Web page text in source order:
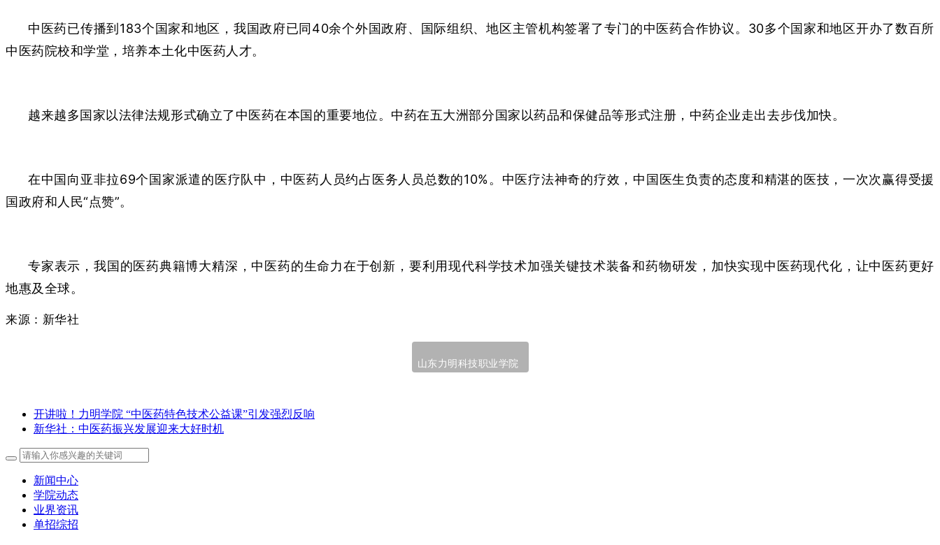
中医药已传播到183个国家和地区，我国政府已同40余个外国政府、国际组织、地区主管机构签署了专门的中医药合作协议。30多个国家和地区开办了数百所
中医药院校和学堂，培养本土化中医药人才。
越来越多国家以法律法规形式确立了中医药在本国的重要地位。中药在五大洲部分国家以药品和保健品等形式注册，中药企业走出去步伐加快。
在中国向亚非拉69个国家派遣的医疗队中，中医药人员约占医务人员总数的10%。中医疗法神奇的疗效，中国医生负责的态度和精湛的医技，一次次赢得受援
国政府和人民“点赞”。
专家表示，我国的医药典籍博大精深，中医药的生命力在于创新，要利用现代科学技术加强关键技术装备和药物研发，加快实现中医药现代化，让中医药更好
地惠及全球。
来源：新华社
山东力明科技职业学院
开讲啦！力明学院 “中医药特色技术公益课”引发强烈反响
新华社：中医药振兴发展迎来大好时机
新闻中心
学院动态
业界资讯
单招综招